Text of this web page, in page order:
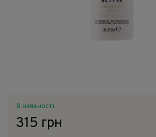
В наявності
315 грн